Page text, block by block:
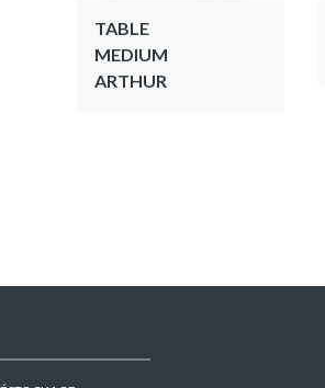
TABLE
MEDIUM
ARTHUR